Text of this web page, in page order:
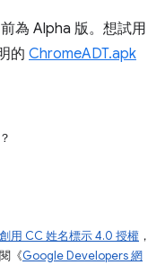
為 Alpha 版。想試用
的 ChromeADT.apk
創用 CC 姓名標示 4.0 授權 ，
《Google Developers 網